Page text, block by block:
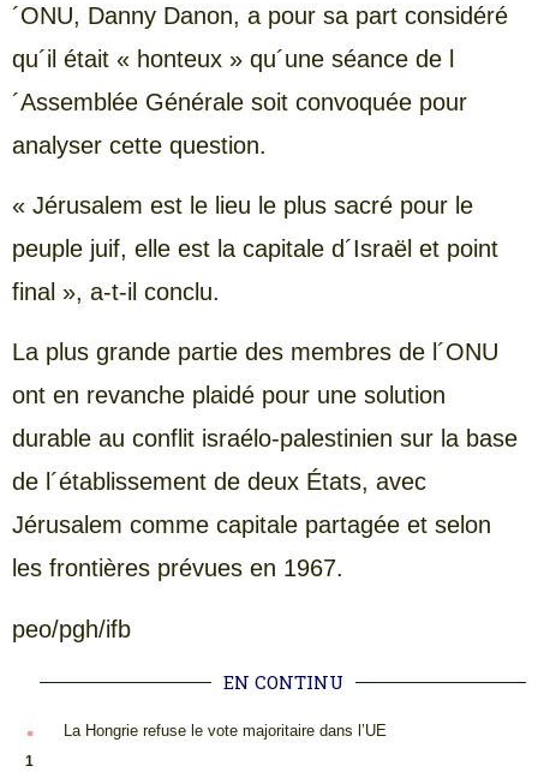
´ONU, Danny Danon, a pour sa part considéré
qu´il était « honteux » qu´une séance de l
´Assemblée Générale soit convoquée pour
analyser cette question.
« Jérusalem est le lieu le plus sacré pour le
peuple juif, elle est la capitale d´Israël et point
final », a-t-il conclu.
La plus grande partie des membres de l´ONU
ont en revanche plaidé pour une solution
durable au conflit israélo-palestinien sur la base
de l´établissement de deux États, avec
Jérusalem comme capitale partagée et selon
les frontières prévues en 1967.
peo/pgh/ifb
EN CONTINU
.
1
La Hongrie refuse le vote majoritaire dans l’UE